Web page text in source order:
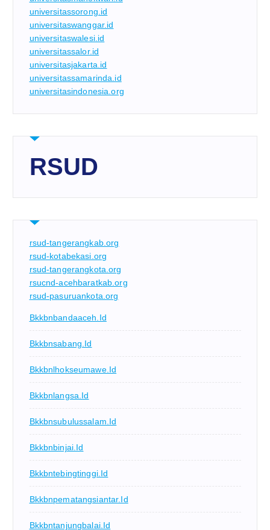
universitassorong.id
universitaswanggar.id
universitaswalesi.id
universitassalor.id
universitasjakarta.id
universitassamarinda.id
universitasindonesia.org
RSUD
rsud-tangerangkab.org
rsud-kotabekasi.org
rsud-tangerangkota.org
rsucnd-acehbaratkab.org
rsud-pasuruankota.org
Bkkbnbandaaceh.id
Bkkbnsabang.id
Bkkbnlhokseumawe.id
Bkkbnlangsa.id
Bkkbnsubulussalam.id
Bkkbnbinjai.id
Bkkbntebingtinggi.id
Bkkbnpematangsiantar.id
Bkkbntanjungbalai.id